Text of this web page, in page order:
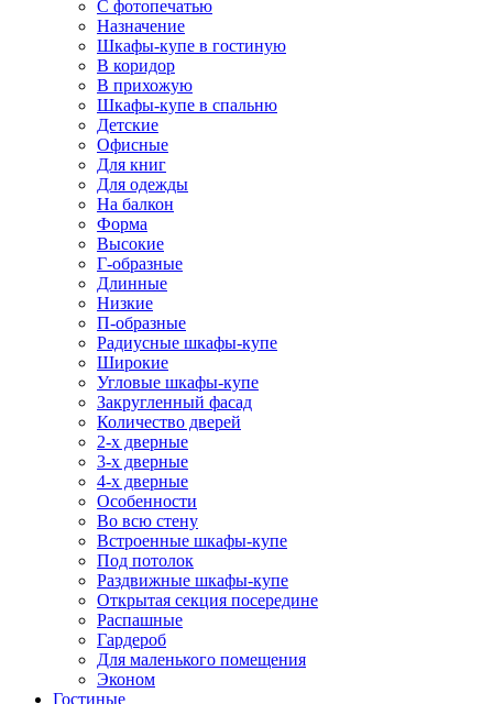
С фотопечатью
Назначение
Шкафы-купе в гостиную
В коридор
В прихожую
Шкафы-купе в спальню
Детские
Офисные
Для книг
Для одежды
На балкон
Форма
Высокие
Г-образные
Длинные
Низкие
П-образные
Радиусные шкафы-купе
Широкие
Угловые шкафы-купе
Закругленный фасад
Количество дверей
2-х дверные
3-х дверные
4-х дверные
Особенности
Во всю стену
Встроенные шкафы-купе
Под потолок
Раздвижные шкафы-купе
Открытая секция посередине
Распашные
Гардероб
Для маленького помещения
Эконом
Гостиные